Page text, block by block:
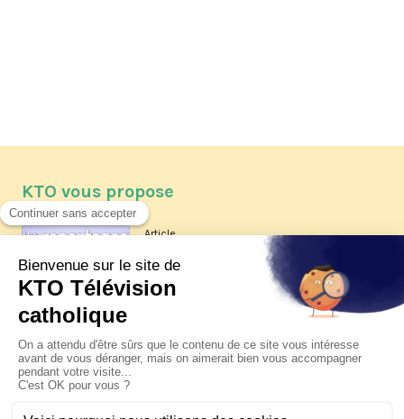
KTO vous propose
Article
Les reportages d'été 2026 de KTO
La visite pastorale du pape Léon
XIV à Assise à suivre sur KTO le
jeudi 6 août